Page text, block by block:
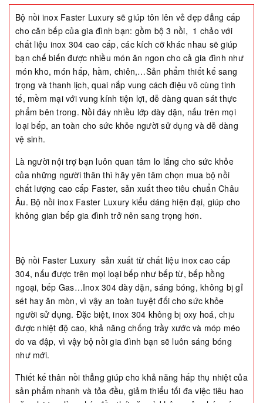
Bộ nồi inox Faster Luxury sẽ giúp tôn lên vẻ đẹp đẳng cấp
cho căn bếp của gia đình bạn: gồm bộ 3 nồi, 1 chảo với
chất liệu inox 304 cao cấp, các kích cỡ khác nhau sẽ giúp
bạn chế biến được nhiều món ăn ngon cho cả gia đình như
món kho, món hấp, hầm, chiên,…Sản phẩm thiết kế sang
trọng và thanh lịch, quai nắp vung cách điệu vô cùng tinh
tế, mềm mại với vung kính tiện lợi, dễ dàng quan sát thực
phẩm bên trong. Nồi đáy nhiều lớp dày dặn, nấu trên mọi
loại bếp, an toàn cho sức khỏe người sử dụng và dễ dàng
vệ sinh.
Là người nội trợ bạn luôn quan tâm lo lắng cho sức khỏe
của những người thân thì hãy yên tâm chọn mua bộ nồi
chất lượng cao cấp Faster, sản xuất theo tiêu chuẩn Châu
Âu. Bộ nồi inox Faster Luxury kiểu dáng hiện đại, giúp cho
không gian bếp gia đình trở nên sang trọng hơn.
Bộ nồi Faster Luxury sản xuất từ chất liệu inox cao cấp
304, nấu được trên mọi loại bếp như bếp từ, bếp hồng
ngoại, bếp Gas…Inox 304 dày dặn, sáng bóng, không bị gỉ
sét hay ăn mòn, vì vậy an toàn tuyệt đối cho sức khỏe
người sử dụng. Đặc biệt, inox 304 không bị oxy hoá, chịu
được nhiệt độ cao, khả năng chống trầy xước và móp méo
do va đập, vì vậy bộ nồi gia đình bạn sẽ luôn sáng bóng
như mới.
Thiết kế thân nồi thẳng giúp cho khả năng hấp thụ nhiệt của
sản phẩm nhanh và tỏa đều, giảm thiểu tối đa việc tiêu hao